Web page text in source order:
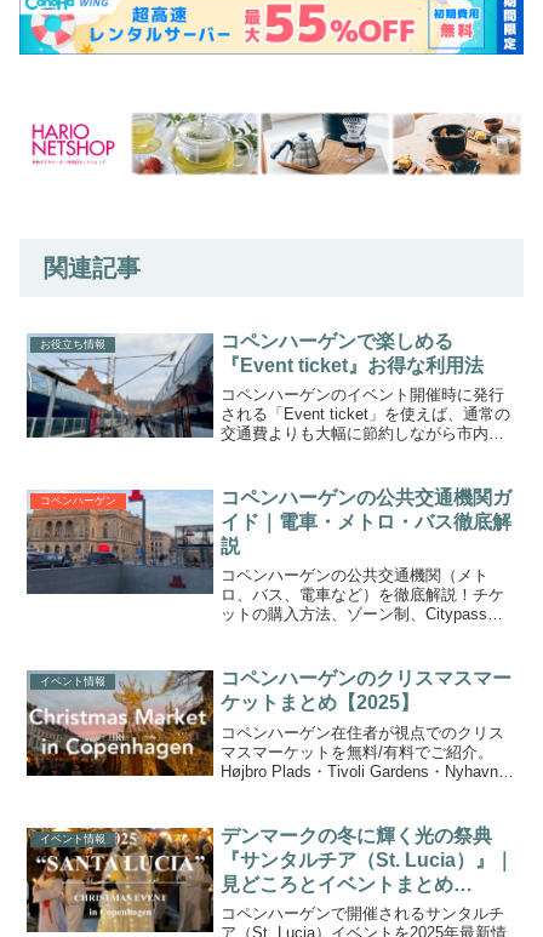
関連記事
お役立ち情報
コペンハーゲンで楽しめる
『Event ticket』お得な利用法
コペンハーゲンのイベント開催時に発行
される「Event ticket」を使えば、通常の
交通費よりも大幅に節約しながら市内の
参加する際にも活躍する便利なチケット
です。
コペンハーゲン
コペンハーゲンの公共交通機関ガ
イド｜電車・メトロ・バス徹底解
説
コペンハーゲンの公共交通機関（メト
ロ、バス、電車など）を徹底解説！チケ
ットの購入方法、ゾーン制、Citypass、
ました。
イベント情報
コペンハーゲンのクリスマスマー
ケットまとめ【2025】
コペンハーゲン在住者が視点でのクリス
マスマーケットを無料/有料でご紹介。
Højbro Plads・Tivoli Gardens・Nyhavnな
雰囲気、訪れる際の注意点やポイント。
ヒュッゲな冬の時間を過ごすための実用
情報付き。
イベント情報
デンマークの冬に輝く光の祭典
『サンタルチア（St. Lucia）』｜
見どころとイベントまとめ
【2025】
コペンハーゲンで開催されるサンタルチ
ア（St. Lucia）イベントを2025年最新情